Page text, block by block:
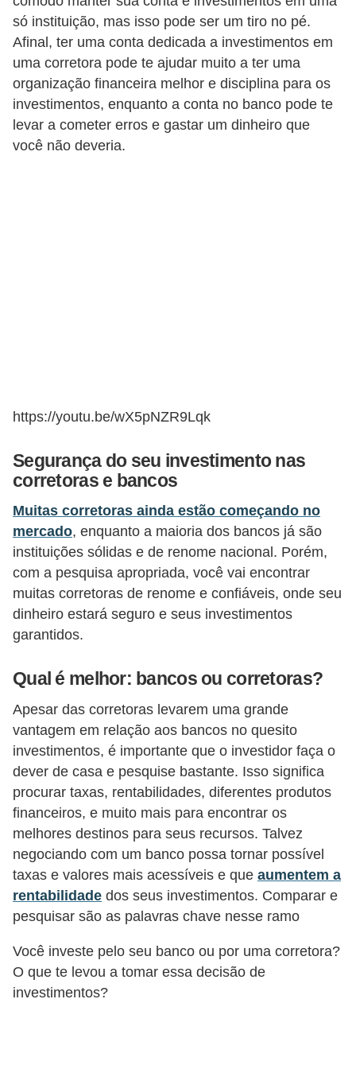
só instituição, mas isso pode ser um tiro no pé.
Afinal, ter uma conta dedicada a investimentos em
uma corretora pode te ajudar muito a ter uma
organização financeira melhor e disciplina para os
investimentos, enquanto a conta no banco pode te
levar a cometer erros e gastar um dinheiro que
você não deveria.
https://youtu.be/wX5pNZR9Lqk
Segurança do seu investimento nas
corretoras e bancos
Muitas corretoras ainda estão começando no
mercado, enquanto a maioria dos bancos já são
instituições sólidas e de renome nacional. Porém,
com a pesquisa apropriada, você vai encontrar
muitas corretoras de renome e confiáveis, onde seu
dinheiro estará seguro e seus investimentos
garantidos.
Qual é melhor: bancos ou corretoras?
Apesar das corretoras levarem uma grande
vantagem em relação aos bancos no quesito
investimentos, é importante que o investidor faça o
dever de casa e pesquise bastante. Isso significa
procurar taxas, rentabilidades, diferentes produtos
financeiros, e muito mais para encontrar os
melhores destinos para seus recursos. Talvez
negociando com um banco possa tornar possível
taxas e valores mais acessíveis e que aumentem a
rentabilidade dos seus investimentos. Comparar e
pesquisar são as palavras chave nesse ramo
Você investe pelo seu banco ou por uma corretora?
O que te levou a tomar essa decisão de
investimentos?
r
a
E
m
p
r
é
a
c
i
a
m
e
n
t
o
F
o
r
m
s
d
e
p
a
g
a
m
e